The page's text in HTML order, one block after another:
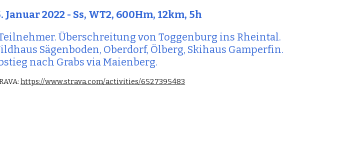
. Januar 2022 - Ss, WT2, 600Hm, 12km, 5h
Überschreitung von Toggenburg ins Rheintal.
Sägenboden, Oberdorf, Ölberg, Skihaus Gamperfin.
nach Grabs via Maienberg.
https://www.strava.com/activities/6527395483